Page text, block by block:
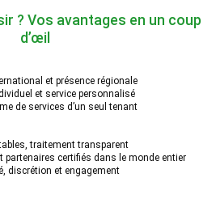
? Vos avantages en un coup
d’œil
et présence régionale
et service personnalisé
de services d’un seul tenant
traitement transparent
partenaires certifiés dans le monde entier
discrétion et engagement